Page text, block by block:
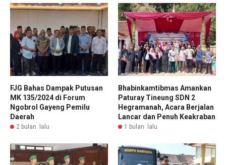
FJG Bahas Dampak Putusan
MK 135/2024 di Forum
Ngobrol Gayeng Pemilu
Daerah
2 bulan lalu
Bhabinkamtibmas Amankan
Paturay Tineung SDN 2
Hegramanah, Acara Berjalan
Lancar dan Penuh Keakraban
1 bulan lalu